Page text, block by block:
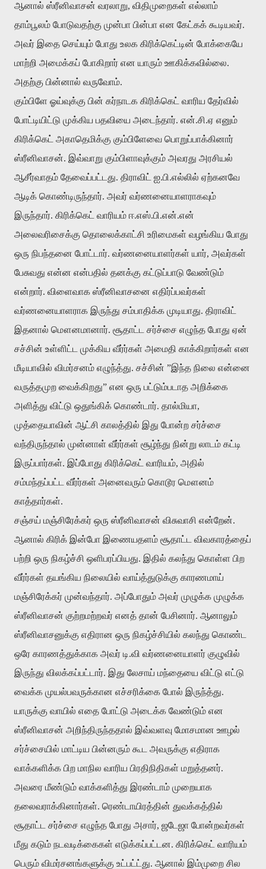
ஆனால் ஸ்ரீனிவாசன் வரலாறு, விதிமுறைகள் எல்லாம்
தாம்பூலம் போடுவதற்கு முன்பா பின்பா என கேட்கக் கூடியவர்.
அவர் இதை செய்யும் போது உலக கிரிக்கெட்டின் போக்கையே
மாற்றி அமைக்கப் போகிறார் என யாரும் ஊகிக்கவில்லை.
அதற்கு பின்னால் வருவோம்.
கும்பிளே ஓய்வுக்கு பின் கர்நாடக கிரிக்கெட் வாரிய தேர்வில்
போட்டியிட்டு முக்கிய பதவியை அடைந்தார். என்.சி.ஏ எனும்
கிரிக்கெட் அகாதெமிக்கு கும்பிளேவை பொறுப்பாக்கினார்
ஸ்ரீனிவாசன். இவ்வாறு கும்பிளாவுக்கும் அவரது அரசியல்
ஆசீர்வாதம் தேவைப்பட்டது. திராவிட் ஐ.பி.எல்லில் ஏற்கனவே
ஆடிக் கொண்டிருந்தார். அவர் வர்ணனையாளராகவும்
இருந்தார். கிரிக்கெட் வாரியம் ஈ.எஸ்.பி.என்.என்
அலைவரிசைக்கு தொலைக்காட்சி உரிமைகள் வழங்கிய போது
ஒரு நிபந்தனை போட்டார். வர்ணனையாளர்கள் யார், அவர்கள்
பேசுவது என்ன என்பதில் தனக்கு கட்டுப்பாடு வேண்டும்
என்றார். விளைவாக ஸ்ரீனிவாசனை எதிர்ப்பவர்கள்
வர்ணனையாளராக இருந்து சம்பாதிக்க முடியாது. திராவிட்
இதனால் மௌனமானார். சூதாட்ட சர்ச்சை எழுந்த போது ஏன்
சச்சின் உள்ளிட்ட முக்கிய வீர்ர்கள் அமைதி காக்கிறார்கள் என
மீடியாவில் விமர்சனம் எழுந்த்து. சச்சின் ”இந்த நிலை என்னை
வருத்தமுற வைக்கிறது” என ஒரு பட்டும்படாத அறிக்கை
அளித்து விட்டு ஒதுங்கிக் கொண்டார். தால்மியா,
முத்தையாவின் ஆட்சி காலத்தில் இது போன்ற சர்ச்சை
வந்திருந்தால் முன்னாள் வீர்ர்கள் சூழ்ந்து நின்று லாடம் கட்டி
இருப்பார்கள். இப்போது கிரிக்கெட் வாரியம், அதில்
சம்மந்தப்பட்ட வீர்ர்கள் அனைவரும் கொடூர மௌனம்
காத்தார்கள்.
சஞ்சய் மஞ்சிரேக்கர் ஒரு ஸ்ரீனிவாசன் விசுவாசி என்றேன்.
ஆனால் கிரிக் இன்போ இணையதளம் சூதாட்ட விவகாரத்தைப்
பற்றி ஒரு நிகழ்ச்சி ஒளிபரப்பியது. இதில் கலந்து கொள்ள பிற
வீர்ர்கள் தயங்கிய நிலையில் வாய்த்துடுக்கு காரணமாய்
மஞ்சிரேக்கர் முன்வந்தார். அப்போதும் அவர் முழுக்க முழுக்க
ஸ்ரீனிவாசன் குற்றமற்றவர் எனத் தான் பேசினார். ஆனாலும்
ஸ்ரீனிவாசனுக்கு எதிரான ஒரு நிகழ்ச்சியில் கலந்து கொண்ட
ஒரே காரணத்துக்காக அவர் டி.வி வர்ணனையாளர் குழுவில்
இருந்து விலக்கப்பட்டார். இது லேசாய் மந்தையை விட்டு எட்டு
வைக்க முயல்பவருக்கான எச்சரிக்கை போல் இருந்த்து.
யாருக்கு வாயில் எதை போட்டு அடைக்க வேண்டும் என
ஸ்ரீனிவாசன் அறிந்திருந்ததால் இவ்வளவு மோசமான ஊழல்
சர்ச்சையில் மாட்டிய பின்னரும் கூட அவருக்கு எதிராக
வாக்களிக்க பிற மாநில வாரிய பிரதிநிதிகள் மறுத்தனர்.
அவரை மீண்டும் வாக்களித்து இரண்டாம் முறையாக
தலைவராக்கினார்கள். ரெண்டாயிரத்தின் துவக்கத்தில்
சூதாட்ட சர்ச்சை எழுந்த போது அசார், ஜடேஜா போன்றவர்கள்
மீது கடும் நடவடிக்கைகள் எடுக்கப்பட்டன. கிரிக்கெட் வாரியம்
பெரும் விமர்சனங்களுக்கு உட்பட்ட்து. ஆனால் இம்முறை சில